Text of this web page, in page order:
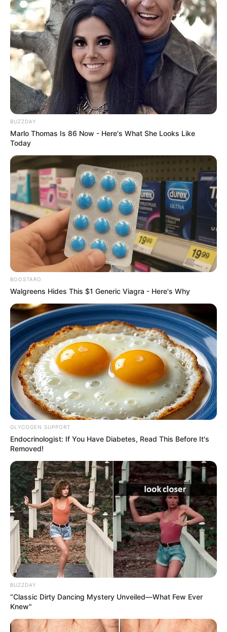
Grossa.
10:00 Concurso,Notícia ,Paraná Prefeitura
Prefeitura de Ponta Grossa sancionou a lei que cria 1.169
vagas efetivas para Agentes de Saúde.
—Foto: JASB.com.br.
Concurso público cria 1.169 vagas para agentes de saúde em
Ponta Grossa
PublicadonoJASB em
26.fevereiro.2026.Atualizadoem02.março.2026.
WhatsApp: Rede do JASB |APrefeitura de Ponta Grossa
sancionou a lei que cria1.169 vagas efetivas para Agentes
Comunitários de Saúde (ACS) e Agentes de Combate às
Endemias (ACE)
, a serem preenchidas por meio de concurso
público.A medida foi publicada no dia 24 de fevereiro de 2026.
-ad3
📍Expansão da estrutura de saúde municipal
A nova legislação,formalizada pela Lei nº 15.791 , estabelece as
jornada de oito horas diárias e atuação direta nas políticas públicas
doSistema Único de Saúde (SUS).
A aprovação contou com respaldo do Executivo e Legislativo
municipaise está alinhada às normas federais que regem a
atuação desses profissionais.
O credenciamento das vagas por concurso públicotambém
garante segurança jurídica ao provimento desses cargos, conforme
exigido pela Constituição Federal.
BUZZDAY
Marlo Thomas Is 86 Now - Here's What She Looks Like
Today
BOOSTARO
Walgreens Hides This $1 Generic Viagra - Here's Why
GLYCOGEN SUPPORT
Endocrinologist: If You Have Diabetes, Read This Before It's
Removed!
BUZZDAY
“Classic Dirty Dancing Mystery Unveiled—What Few Ever
Knew"